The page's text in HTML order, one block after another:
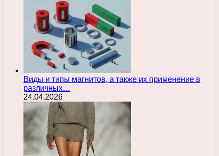
Виды и типы магнитов, а также их применение в
различных…
24.04.2026